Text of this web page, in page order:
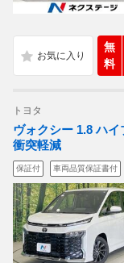
無
料
トヨタ
ヴォクシー 1.8 ハ
衝突軽減
保証付 車両品質保証書付